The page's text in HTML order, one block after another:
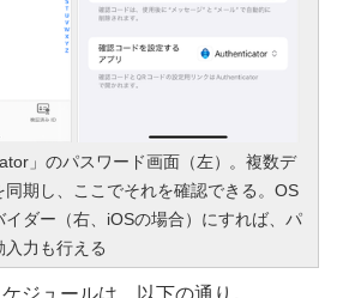
」のパスワード画面（左）。複数デ
期し、ここでそれを確認できる。OS
ダー（右、iOSの場合）にすれば、パ
入力も行える
ジュールは、以下の通り。